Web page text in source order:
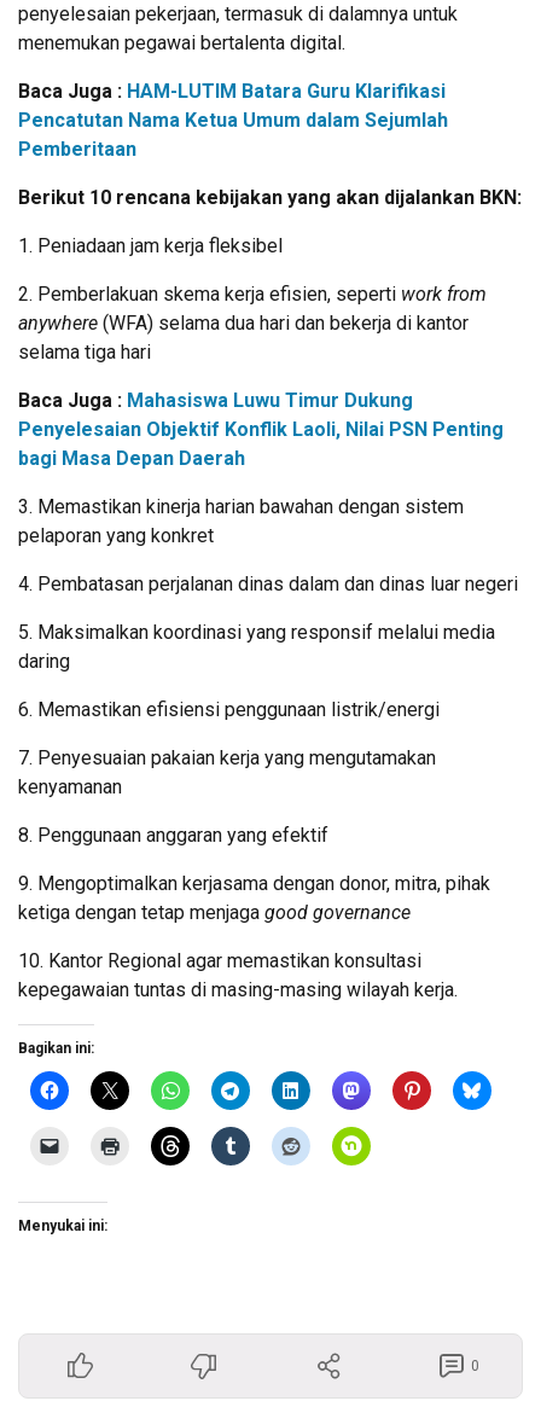
penyelesaian pekerjaan, termasuk di dalamnya untuk
menemukan pegawai bertalenta digital.
Baca Juga : HAM-LUTIM Batara Guru Klarifikasi
Pencatutan Nama Ketua Umum dalam Sejumlah
Pemberitaan
Berikut 10 rencana kebijakan yang akan dijalankan BKN:
1. Peniadaan jam kerja fleksibel
2. Pemberlakuan skema kerja efisien, seperti work from
anywhere (WFA) selama dua hari dan bekerja di kantor
selama tiga hari
Baca Juga : Mahasiswa Luwu Timur Dukung
Penyelesaian Objektif Konflik Laoli, Nilai PSN Penting
bagi Masa Depan Daerah
3. Memastikan kinerja harian bawahan dengan sistem
pelaporan yang konkret
4. Pembatasan perjalanan dinas dalam dan dinas luar negeri
5. Maksimalkan koordinasi yang responsif melalui media
daring
6. Memastikan efisiensi penggunaan listrik/energi
7. Penyesuaian pakaian kerja yang mengutamakan
kenyamanan
8. Penggunaan anggaran yang efektif
9. Mengoptimalkan kerjasama dengan donor, mitra, pihak
ketiga dengan tetap menjaga good governance
10. Kantor Regional agar memastikan konsultasi
kepegawaian tuntas di masing-masing wilayah kerja.
Bagikan ini:
Menyukai ini:
0